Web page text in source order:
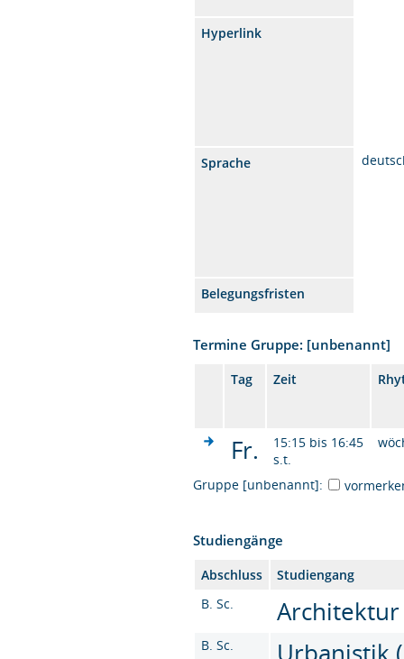
Hyperlink
Sprache
Belegungsfristen
Termine Gruppe: [unbenannt]
Tag Zeit
Fr.
15:15 bis 16:45
s.t.
Gruppe [unbenannt]:
Studiengänge
Abschluss
Studiengang
B. Sc.
Architektur
B. Sc.